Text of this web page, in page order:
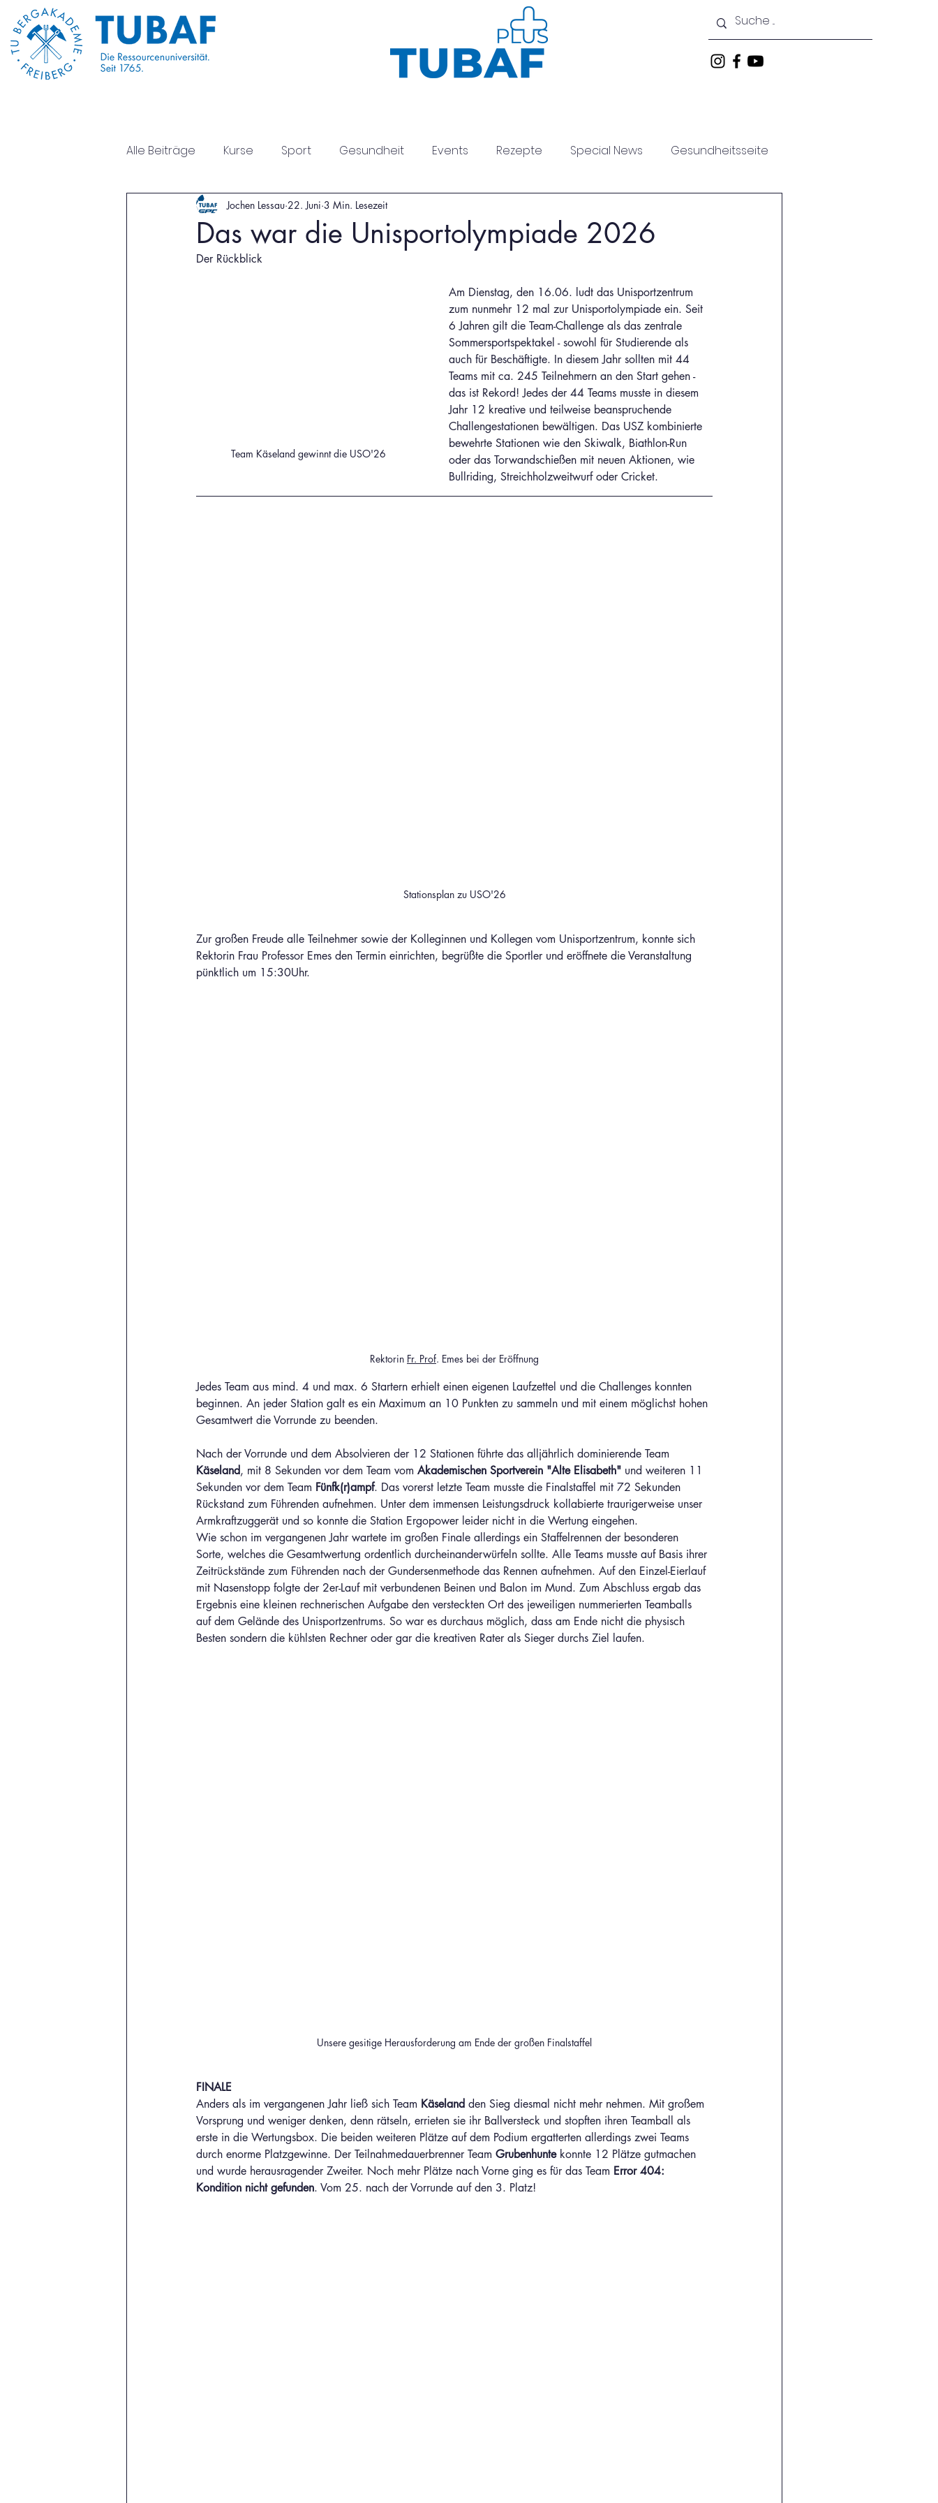
Alle Beiträge Kurse Sport Gesundheit Events Rezepte Special News Gesundheitsseite
Sportseite Psychische Gesundheit
Das war die Unisportolympiade 2026
Jochen Lessau 22. Juni 3 Min. Lesezeit
Der Rückblick
Team Käseland gewinnt die USO'26
Am Dienstag, den 16.06. ludt das Unisportzentrum
zum nunmehr 12 mal zur Unisportolympiade ein. Seit
6 Jahren gilt die Team-Challenge als das zentrale
Sommersportspektakel - sowohl für Studierende als
auch für Beschäftigte. In diesem Jahr sollten mit 44
Teams mit ca. 245 Teilnehmern an den Start gehen -
das ist Rekord! Jedes der 44 Teams musste in diesem
Jahr 12 kreative und teilweise beanspruchende
Challengestationen bewältigen. Das USZ kombinierte
bewehrte Stationen wie den Skiwalk, Biathlon-Run
oder das Torwandschießen mit neuen Aktionen, wie
Bullriding, Streichholzweitwurf oder Cricket.
Stationsplan zu USO'26
Zur großen Freude alle Teilnehmer sowie der Kolleginnen und Kollegen vom Unisportzentrum, konnte sich
Rektorin Frau Professor Emes den Termin einrichten, begrüßte die Sportler und eröffnete die Veranstaltung
pünktlich um 15:30Uhr.
Rektorin Fr. Prof. Emes bei der Eröffnung
Jedes Team aus mind. 4 und max. 6 Startern erhielt einen eigenen Laufzettel und die Challenges konnten
beginnen. An jeder Station galt es ein Maximum an 10 Punkten zu sammeln und mit einem möglichst hohen
Gesamtwert die Vorrunde zu beenden.
Nach der Vorrunde und dem Absolvieren der 12 Stationen führte das alljährlich dominierende Team
Käseland, mit 8 Sekunden vor dem Team vom Akademischen Sportverein "Alte Elisabeth" und weiteren 11
Sekunden vor dem Team Fünfk(r)ampf. Das vorerst letzte Team musste die Finalstaffel mit 72 Sekunden
Rückstand zum Führenden aufnehmen. Unter dem immensen Leistungsdruck kollabierte traurigerweise unser
Armkraftzuggerät und so konnte die Station Ergopower leider nicht in die Wertung eingehen.
Wie schon im vergangenen Jahr wartete im großen Finale allerdings ein Staffelrennen der besonderen
Sorte, welches die Gesamtwertung ordentlich durcheinanderwürfeln sollte. Alle Teams musste auf Basis ihrer
Zeitrückstände zum Führenden nach der Gundersenmethode das Rennen aufnehmen. Auf den Einzel-Eierlauf
mit Nasenstopp folgte der 2er-Lauf mit verbundenen Beinen und Balon im Mund. Zum Abschluss ergab das
Ergebnis eine kleinen rechnerischen Aufgabe den versteckten Ort des jeweiligen nummerierten Teamballs
auf dem Gelände des Unisportzentrums. So war es durchaus möglich, dass am Ende nicht die physisch
Besten sondern die kühlsten Rechner oder gar die kreativen Rater als Sieger durchs Ziel laufen.
Unsere gesitige Herausforderung am Ende der großen Finalstaffel
FINALE
Anders als im vergangenen Jahr ließ sich Team Käseland den Sieg diesmal nicht mehr nehmen. Mit großem
Vorsprung und weniger denken, denn rätseln, errieten sie ihr Ballversteck und stopften ihren Teamball als
erste in die Wertungsbox. Die beiden weiteren Plätze auf dem Podium ergatterten allerdings zwei Teams
durch enorme Platzgewinne. Der Teilnahmedauerbrenner Team Grubenhunte konnte 12 Plätze gutmachen
und wurde herausragender Zweiter. Noch mehr Plätze nach Vorne ging es für das Team Error 404:
Kondition nicht gefunden. Vom 25. nach der Vorrunde auf den 3. Platz!